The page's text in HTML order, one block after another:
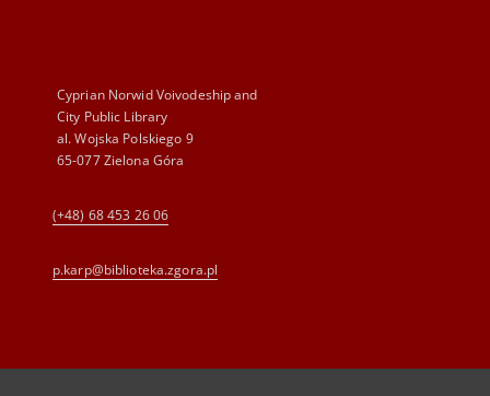
Cyprian Norwid Voivodeship and
City Public Library
al. Wojska Polskiego 9
65-077 Zielona Góra
(+48) 68 453 26 06
p.karp@biblioteka.zgora.pl